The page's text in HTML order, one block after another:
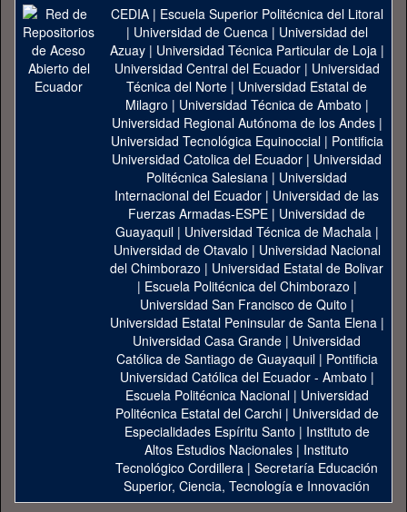
CEDIA| Escuela Superior Politécnica del Litoral
| Universidad de Cuenca| Universidad del
Azuay| Universidad Técnica Particular de Loja|
Universidad Central del Ecuador| Universidad
Técnica del Norte | Universidad Estatal de
Milagro | Universidad Técnica de Ambato |
Universidad Regional Autónoma de los Andes|
Universidad Tecnológica Equinoccial| Pontificia
Universidad Catolica del Ecuador | Universidad
Politécnica Salesiana | Universidad
Internacional del Ecuador | Universidad de las
Fuerzas Armadas-ESPE | Universidad de
Guayaquil| Universidad Técnica de Machala|
Universidad de Otavalo | Universidad Nacional
del Chimborazo | Universidad Estatal de Bolivar
| Escuela Politécnica del Chimborazo |
Universidad San Francisco de Quito |
Universidad Estatal Peninsular de Santa Elena|
Universidad Casa Grande | Universidad
Católica de Santiago de Guayaquil| Pontificia
Universidad Católica del Ecuador - Ambato |
Escuela Politécnica Nacional| Universidad
Politécnica Estatal del Carchi| Universidad de
Especialidades Espíritu Santo | Instituto de
Altos Estudios Nacionales | Instituto
Tecnológico Cordillera | Secretaría Educación
Superior, Ciencia, Tecnología e Innovación